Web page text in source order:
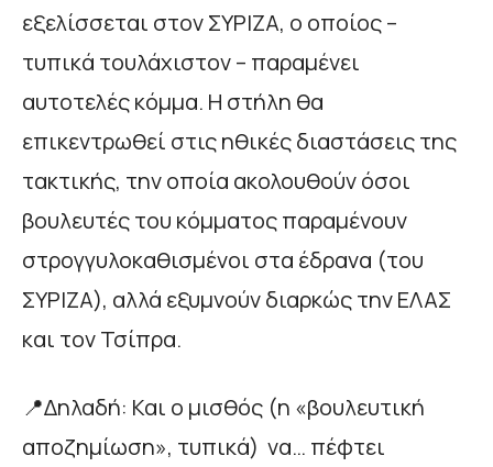
εξελίσσεται στον ΣΥΡΙΖΑ, ο οποίος –
τυπικά τουλάχιστον – παραμένει
αυτοτελές κόμμα. Η στήλη θα
επικεντρωθεί στις ηθικές διαστάσεις της
τακτικής, την οποία ακολουθούν όσοι
βουλευτές του κόμματος παραμένουν
στρογγυλοκαθισμένοι στα έδρανα (του
ΣΥΡΙΖΑ), αλλά εξυμνούν διαρκώς την ΕΛΑΣ
και τον Τσίπρα.
📍Δηλαδή: Και ο μισθός (η «βουλευτική
αποζημίωση», τυπικά) να… πέφτει